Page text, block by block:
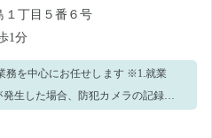
１丁目５番６号
1分
中心にお任せします ※1.就業
生した場合、防犯カメラの記録を